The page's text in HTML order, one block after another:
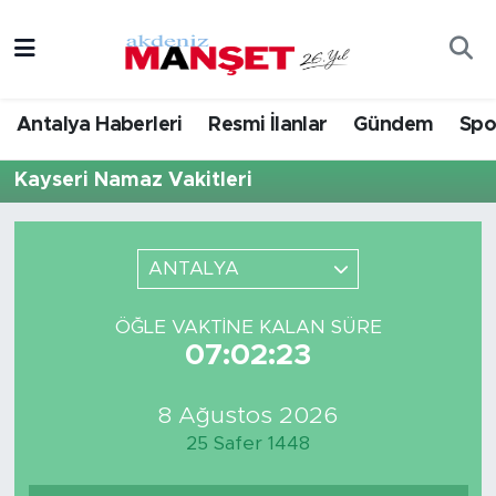
Antalya Haberleri Resmi İlanlar Gündem
Kayseri Namaz Vakitleri
ANTALYA
ÖĞLE VAKTINE KALAN SÜRE
07:02:23
8 Ağustos 2026
25 Safer 1448
Bilim & Teknoloji
Ekonomi
Antalya Hava Durumu
Antalya Trafik Yoğunluk Haritası
Tüm Manşetler
Son Dakika Haberleri